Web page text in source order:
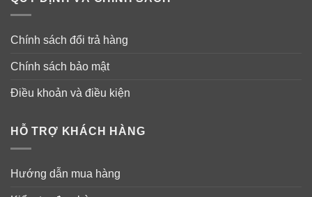
Chính sách đổi trả hàng
Chính sách bảo mật
Điều khoản và điều kiện
HỖ TRỢ KHÁCH HÀNG
Hướng dẫn mua hàng